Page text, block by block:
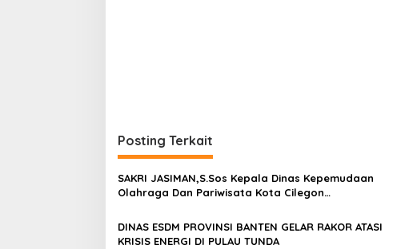
Posting Terkait
SAKRI JASIMAN,S.Sos Kepala Dinas Kepemudaan
Olahraga Dan Pariwisata Kota Cilegon
Dzulhijjah 1447 H
DINAS ESDM PROVINSI BANTEN GELAR RAKOR ATASI
KRISIS ENERGI DI PULAU TUNDA